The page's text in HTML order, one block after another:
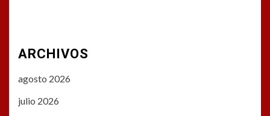
ARCHIVOS
agosto 2026
julio 2026